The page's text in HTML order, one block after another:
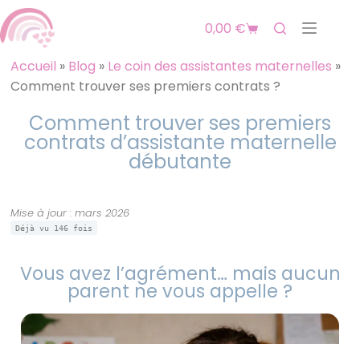
0,00 €
Accueil » Blog » Le coin des assistantes maternelles »
Comment trouver ses premiers contrats ?
Comment trouver ses premiers
contrats d’assistante maternelle
débutante
Mise à jour : mars 2026
Déjà vu 146 fois
Vous avez l’agrément… mais aucun
parent ne vous appelle ?